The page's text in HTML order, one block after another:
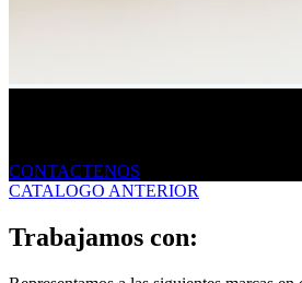
CONTACTENOS
CATALOGO ANTERIOR
Trabajamos con: